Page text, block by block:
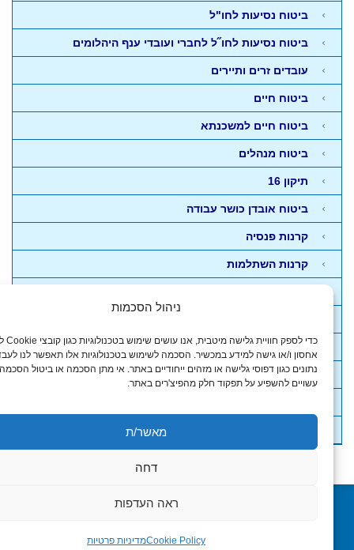
ניהול הסכמות
כדי לספק חוויית גלישה מיטבית, אנו עושים שימוש בטכנולוגיות כגון קובצי Cookie לצורך
אחסון ו/או גישה למידע במכשיר. הסכמה לשימוש בטכנולוגיות אלו תאפשר לנו לעבד
נתונים כגון דפוסי גלישה או מזהים ייחודיים באתר. אי מתן הסכמה או ביטול הסכמה
עשויים להשפיע על תפקוד חלק מהפיצ'רים באתר.
מאשר/ת
דחה
ראה העדפות
Cookie Policyמדיניות פרטיות
ביטוח נסיעות לחו"ל
ביטוח נסיעות לחו˝ל לחברי ועובדי ענף היהלומים
עובדים זרים ותיירים
ביטוח חיים
ביטוח חיים למשכנתא
ביטוח מנהלים
תיקון 16
ביטוח אובדן כושר עבודה
קרנות פנסיה
קרנות השתלמות
חסכונות והשקעות
פתרונות לפרישה